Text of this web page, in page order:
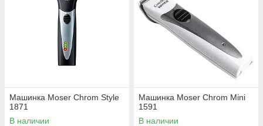
Машинка Moser Chrom Style
1871
В наличии
Машинка Moser Chrom Mini
1591
В наличии